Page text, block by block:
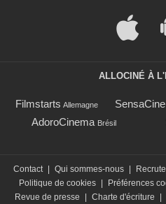
ALLOCINÉ À
Filmstarts Allemagne SensaCine
AdoroCinema Brésil
Contact Qui sommes-nous
Politique de cookies
Préférences
Revue de presse
Charte d'écriture